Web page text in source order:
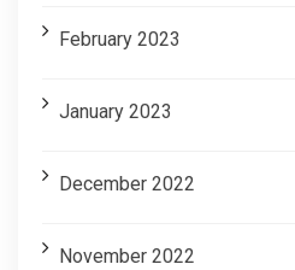
February 2023
January 2023
December 2022
November 2022